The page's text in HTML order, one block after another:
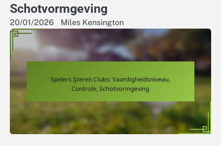
Schotvormgeving
20/01/2026 Miles Kensington